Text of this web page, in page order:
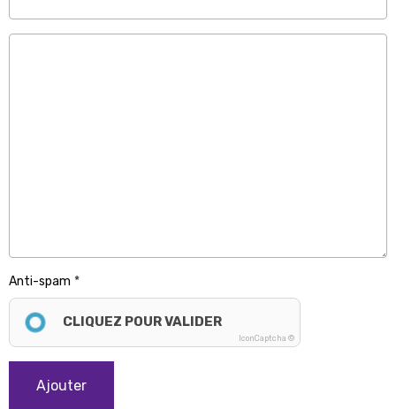
Anti-spam
CLIQUEZ POUR VALIDER
IconCaptcha ©
Ajouter